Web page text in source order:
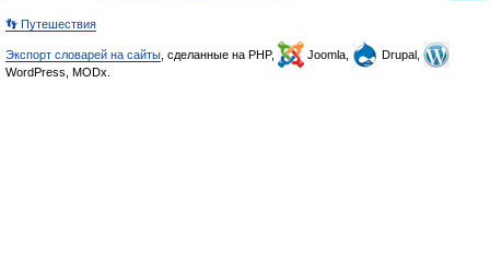
👣 Путешествия
Экспорт словарей на сайты , сделанные на PHP, Joomla,
Drupal,
WordPress, MODx.